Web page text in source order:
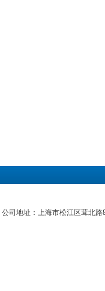
公司地址：上海市松江区茸北